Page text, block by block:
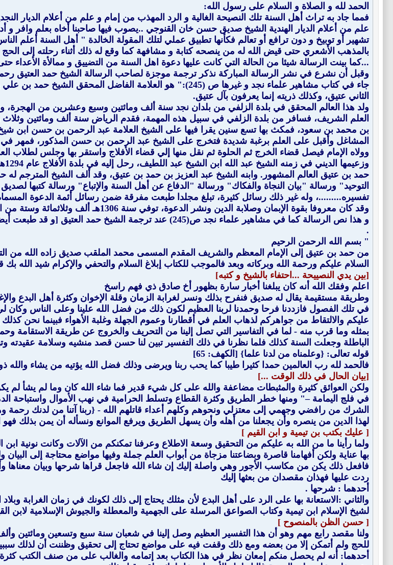
الحمد لله و الصلاة و السلام على رسول الله:
فمما جاد به تراث أهل السنة تلك النصيحة الغالية و الرد المهذب من إمام و علم من أعلام الديار
علم من أعلام الديار الهندية الشيخ صديق حسن خان القنوجي ..يصوب فيها صاحبنا أخاه بعلم وافر
تشهير أو توبيخ و دون ترافع أو تعالم فكأنها تطبيق عملي لتلك المقولة الخالدة " أهل السنة أعلم
بالمذهب الأشعري حتى قيض الله له من ينصحه كتابة و مشافهة كما وقع له ذلك أثناء رحلته إلى
...كما بينت الرسالة شيئا من الحالة التي كانت عليها دعوة اهل السنة من التضييق و ممالأة الأعداء
وقبل أن نشرع في نشر الرسالة المباركة نذكر ترجمة موجزة لصاحب الرسالة الشيخ حمد العتيق
جاء في كتاب مشاهير علماء نجد و غيرها ص (245):" هو العلامة
الثاني عتيق، وكذلك ذريته إنما يعرفون بآل عتيق.
ولد هذا العالم المحقق في بلدة الزلفي من بلدان نجد سنة ألف ومائتين وسبع وعشرين من
العلم الشريف، فسافر من بلدة الزلفي في سبيل هذه المهمة، فقدم الرياض سنة ألف ومائتين
بن محمد بن سعود، فمكث بها تسع سنين يقرا فيها على الشيخ العلامة عبد الرحمن بن حسن ابن
المشاغل وأقبل على العلم برغبة شديدة فتخرج على الشيخ عبد الرحمن بن حسن المذكور، فمهر في
وولاه الإمام فيصل قضاء الخرج ثم الحلوة ثم نقل منها إلي قضاء الأفلاج واستقر بها وجلس لطلاب
حمد بن عتيق العالم المشهور. وابنه الشيخ عبد العزيز بن حمد بن عتيق، وقد ألف الشيخ المترجم له
التوحيد" ورسالة "بيان النجاة والفكاك" ورسالة "الدفاع عن أهل السنة والإتباع" ورسالة كتبها
تفسيره.........، وله غير ذلك رسائل كثيرة، تبلغ مجلدا طبعت مفرقة ضمن رسائل أئمة الدعوة
وقد كان معروفا بقوة الإبمان وصلابة الدين ونشر الدعوة، توفي سنة 1306هـ ألف وثلاثمائة وستة من الهجرة في بلدة الأفلاج _ رحمه الله.."اهـــ
و هذا نص الرسالة كما في مشاهير علماء نجد ص(245) عند ترجمة
.
" بسم الله الرحمن الرحيم
من حمد بن عتيق إلى الإمام المعظم والشريف المقدم المسمى محمد الملقب صديق زاده الله من
السلام عليكم ورحمة الله وبركاته وبعد فالموجب للكتاب إبلاغ السلام والتحفي والإكرام شيد الله
[بين يدي النصييحة ...احتفاء بالشيخ و كتبه]
اعلم وفقك الله أنه كان يبلغنا أخبار سارة بظهور أخ صادق ذي فهم راسخ
وطريقة مستقيمة يقال له صديق فنفرح بذلك ونسر لغرابة الزمان وقلة الإخوان وكثرة أهل البدع
في تلك الفصول فازددنا فرحا وحمدنا لربنا العظيم لكون ذلك من فضل الله علينا وعلى الناس
عليكم والالتقاط من جواهركم لذهاب العلم في أقطارنا وعموم الجهلة وغلبة الأهواء فبينما نحن
بمثله وما قرب منه - لما في التفاسير التي تصل إلينا من التحريف والخروج عن طريقة الاستقامة
الباطلة وجعلت السنة كذلك فلما نظرنا في ذلك التفسير تبين لنا حسن قصد منشيه وسلامة
قوله تعالى: {وعلمناه من لدنا علما} [الكهف: 65]
فالحمد لله رب العالمين حمدا كثيرا طيبا كما يحب ربنا ويرضى وذلك فضل الله يؤتيه من يشاء والله
[بيان الحال في ذلك الوقت ...]
ولكن العوائق كثيرة والمثبطات مضاعفة والله على كل شيء قدير فما شاء الله كان وما لم يشأ لم
في فلج اليمامة –" ومنها خطر الطريق وكثرة القطاع وتسلط الحرامية في نهب الأموال واستباحة
لهذا الدين من ينصره وأن يجعلنا من أهله وأن يسهل الطريق ويرفع الموانع ونسأله أن يمن بذلك فهو
[ عليك بكتب بن تيمية و ابن القيم ]
ولما رأينا ما من الله به عليكم من التحقيق وسعة الاطلاع وعرفنا تمكنكم من الآلات وكانت نونية ابن
بها عناية ولكن أفهامنا قاصرة وبضاعتنا مزجاة من أبواب العلم جملة وفيها مواضع محتاجة إلى
فافعل ذلك يكن من مكاسب الأجور وهي واصلة إليك إن شاء الله فاجعل قراها شرحها وبيان معناها
ردت عليها فهذان مقصدان من بعثها إليك
أحدهما : شرحها .
والثاني :الاستعانة بها على الرد على أهل البدع لأن مثلك يحتاج إلى ذلك لكونك في زمان الغرابة
لشيخ الإسلام ابن تيمية وكتاب الصواعق المرسلة على الجهمية والمعطلة والجيوش الإسلامية لابن
[ حسن الظن بالمنصوح ]
للحج ولم أتمكن إلا من بعضه ومع ذلك وقفت فيه على مواضع تحتاج إلى تحقيق وظننت أن لذلك
أحدهما: أنه لم يحصل منكم إمعان نظر في هذا الكتاب بعد إتمامه والغالب على من صنف الكتب كثرة